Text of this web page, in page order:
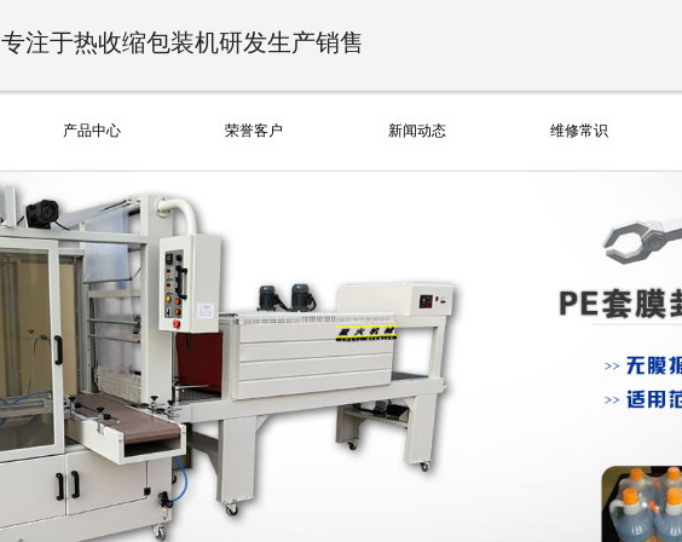
专注于热收缩包装机研发生产销售
产品中心 荣誉客户 新闻动态 维修常识